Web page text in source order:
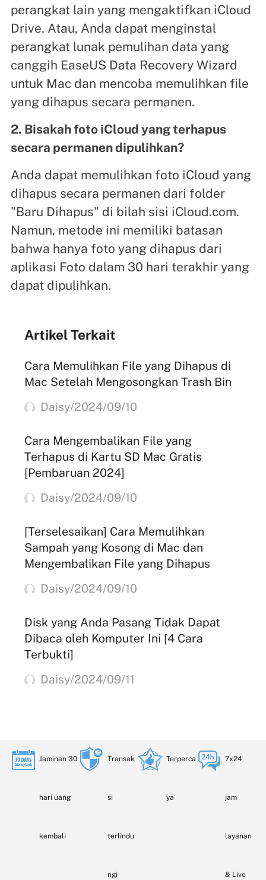
perangkat lain yang mengaktifkan iCloud
Drive. Atau, Anda dapat menginstal
perangkat lunak pemulihan data yang
canggih EaseUS Data Recovery Wizard
untuk Mac dan mencoba memulihkan file
yang dihapus secara permanen.
2. Bisakah foto iCloud yang terhapus
secara permanen dipulihkan?
Anda dapat memulihkan foto iCloud yang
dihapus secara permanen dari folder
"Baru Dihapus" di bilah sisi iCloud.com.
Namun, metode ini memiliki batasan
bahwa hanya foto yang dihapus dari
aplikasi Foto dalam 30 hari terakhir yang
dapat dipulihkan.
Artikel Terkait
Cara Memulihkan File yang Dihapus di
Mac Setelah Mengosongkan Trash Bin
Daisy/2024/09/10
Cara Mengembalikan File yang
Terhapus di Kartu SD Mac Gratis
[Pembaruan 2024]
Daisy/2024/09/10
[Terselesaikan] Cara Memulihkan
Sampah yang Kosong di Mac dan
Mengembalikan File yang Dihapus
Daisy/2024/09/10
Disk yang Anda Pasang Tidak Dapat
Dibaca oleh Komputer Ini [4 Cara
Terbukti]
Daisy/2024/09/11
Jaminan 30
hari uang
kembali
Transak
si
terlindu
ngi
Terperca
ya
7x24
jam
layanan
& Live